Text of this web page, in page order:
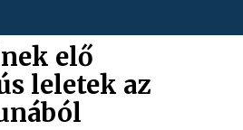
elő
leletek az